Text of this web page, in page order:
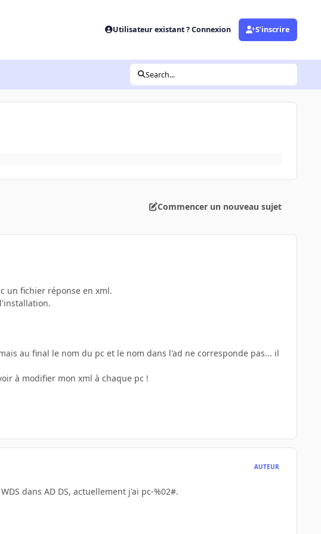
Utilisateur existant ? Connexion S’inscrire
Search...
Commencer un nouveau sujet
un fichier réponse en xml.
au final le nom du pc et le nom dans l'ad ne corresponde pas... il
à modifier mon xml à chaque pc !
AUTEUR
dans AD DS, actuellement j'ai pc-%02#.